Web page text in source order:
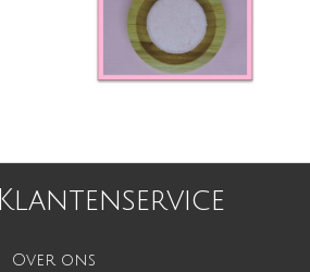
Klantenservice
Over ons